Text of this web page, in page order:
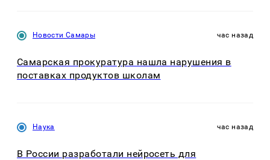
Новости Самары час назад
Самарская прокуратура нашла нарушения в
поставках продуктов школам
Наука час назад
В России разработали нейросеть для